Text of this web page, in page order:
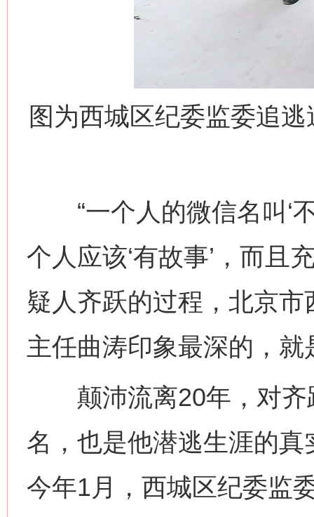
图为西城区纪委监委追
“一个人的微信名叫‘不
个人应该‘有故事’，而且
疑人齐跃的过程，北京
主任曲涛印象最深的，就
颠沛流离20年，对齐
名，也是他潜逃生涯的
今年1月，西城区纪委监